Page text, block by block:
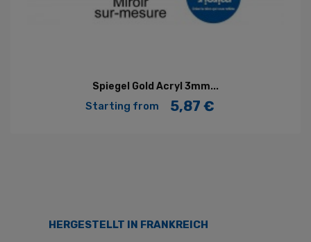
Spiegel Gold Acryl 3mm...
Starting fromPreis5,87 €
HERGESTELLT IN FRANKREICH